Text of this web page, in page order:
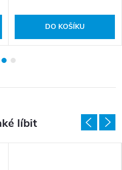
DO KOŠÍKU